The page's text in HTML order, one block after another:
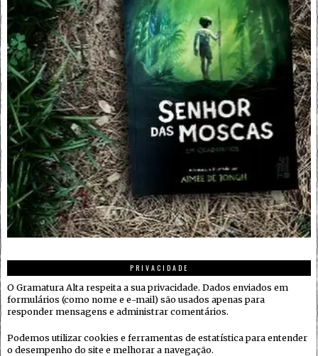
PRIVACIDADE
O Gramatura Alta respeita a sua privacidade. Dados enviados em
formulários (como nome e e-mail) são usados apenas para
responder mensagens e administrar comentários.
Podemos utilizar cookies e ferramentas de estatística para entender
o desempenho do site e melhorar a navegação.